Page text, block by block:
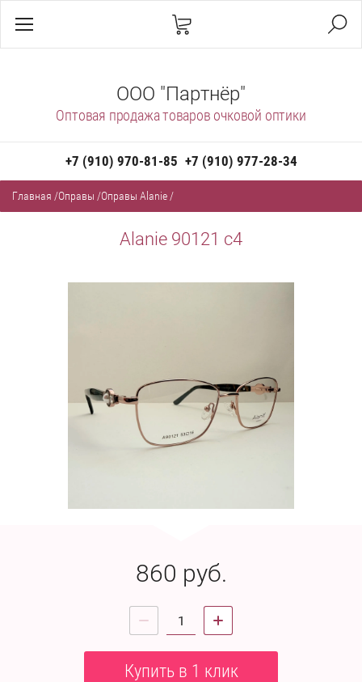
ООО "Партнёр"
Оптовая продажа товаров очковой оптики
+7 (910) 970-81-85 +7 (910) 977-28-34
Главная /Оправы /Оправы Alanie /
Alanie 90121 с4
860 руб.
Купить в 1 клик